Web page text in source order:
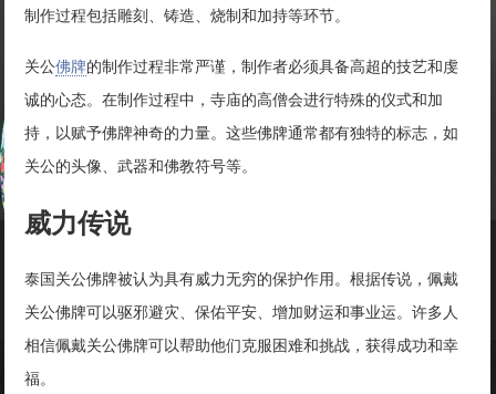
制作过程包括雕刻、铸造、烧制和加持等环节。
关公佛牌的制作过程非常严谨，制作者必须具备高超的技艺和虔
诚的心态。在制作过程中，寺庙的高僧会进行特殊的仪式和加
持，以赋予佛牌神奇的力量。这些佛牌通常都有独特的标志，如
关公的头像、武器和佛教符号等。
威力传说
泰国关公佛牌被认为具有威力无穷的保护作用。根据传说，佩戴
关公佛牌可以驱邪避灾、保佑平安、增加财运和事业运。许多人
相信佩戴关公佛牌可以帮助他们克服困难和挑战，获得成功和幸
福。